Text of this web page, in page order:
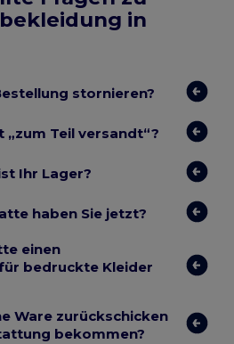
in
stornieren?
„zum Teil versandt“?
Ihr Lager?
haben Sie jetzt?
einen
bedruckte Kleider
Ware zurückschicken
bekommen?